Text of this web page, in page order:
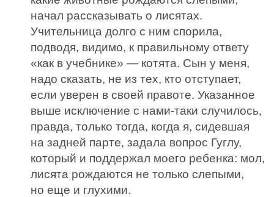
начал рассказывать о лисятах.
Учительница долго с ним спорила,
подводя, видимо, к правильному ответу
«как в учебнике» — котята. Сын у меня,
надо сказать, не из тех, кто отступает,
если уверен в своей правоте. Указанное
выше исключение с нами-таки случилось,
правда, только тогда, когда я, сидевшая
на задней парте, задала вопрос Гуглу,
который и поддержал моего ребенка: мол,
лисята рождаются не только слепыми,
но еще и глухими.